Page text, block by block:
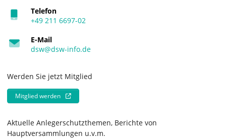
Telefon
+49 211 6697-02
E-Mail
dsw@dsw-info.de
Werden Sie jetzt Mitglied
Mitglied werden
Aktuelle Anlegerschutzthemen, Berichte von
Hauptversammlungen u.v.m.